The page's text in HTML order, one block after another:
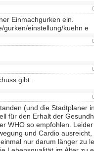
Einmachgurken ein.
gurken/einstellung/kuehn e
gibt.
(und die Stadtplaner
für den Erhalt der
WHO so empfohlen.
und Cardio ausreicht,
nur darum länger zu